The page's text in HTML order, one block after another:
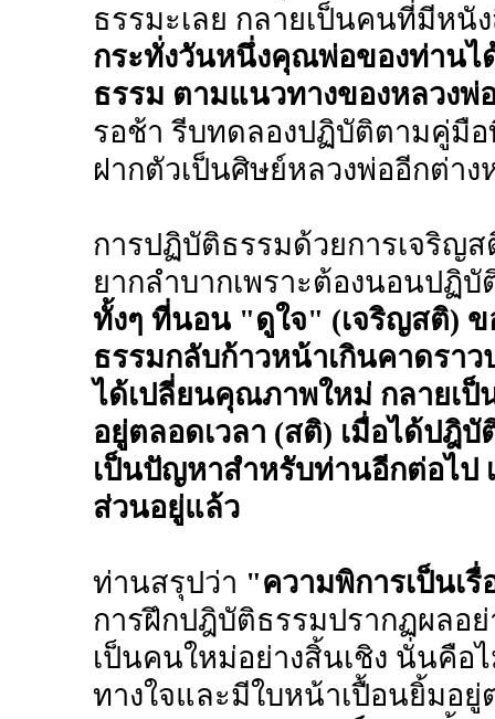
ธรรมะเลย กลายเป็นคนที่มีห
กระทั่งวันหนึ่งคุณพ่อของท่านไ
ธรรม ตามแนวทางของหลวง
รอช้า รีบทดลองปฏิบัติตามคู่มื
ฝากตัวเป็นศิษย์หลวงพ่ออีกต่าง
การปฏิบัติธรรมด้วยการเจริญ
ยากลำบากเพราะต้องนอนปฏิบั
ทั้งๆ ที่นอน "ดูใจ" (เจริญสติ) ข
ธรรมกลับก้าวหน้าเกินคาดรา
ได้เปลี่ยนคุณภาพใหม่ กลายเ
อยู่ตลอดเวลา (สติ) เมื่อได้ปฎิ
เป็นปัญหาสำหรับท่านอีกต่อไป
ส่วนอยู่แล้ว
ท่านสรุปว่า "ความพิการเป็นเรื่
การฝึกปฎิบัติธรรมปรากฏผลอ
เป็นคนใหม่อย่างสิ้นเชิง นั่นคื
ทางใจและมีใบหน้าเปื้อนยิ้มอ